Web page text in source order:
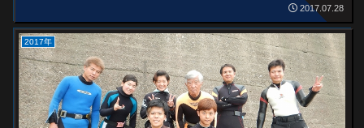
2017.07.28
2017年